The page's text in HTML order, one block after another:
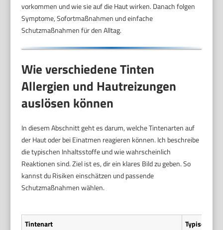
vorkommen und wie sie auf die Haut wirken. Danach folgen
Symptome, Sofortmaßnahmen und einfache
Schutzmaßnahmen für den Alltag.
Wie verschiedene Tinten
Allergien und Hautreizungen
auslösen können
In diesem Abschnitt geht es darum, welche Tintenarten auf
der Haut oder bei Einatmen reagieren können. Ich beschreibe
die typischen Inhaltsstoffe und wie wahrscheinlich
Reaktionen sind. Ziel ist es, dir ein klares Bild zu geben. So
kannst du Risiken einschätzen und passende
Schutzmaßnahmen wählen.
Tintenart
Typische